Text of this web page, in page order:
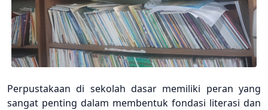
Perpustakaan di sekolah dasar memiliki peran yang
sangat penting dalam membentuk fondasi literasi dan